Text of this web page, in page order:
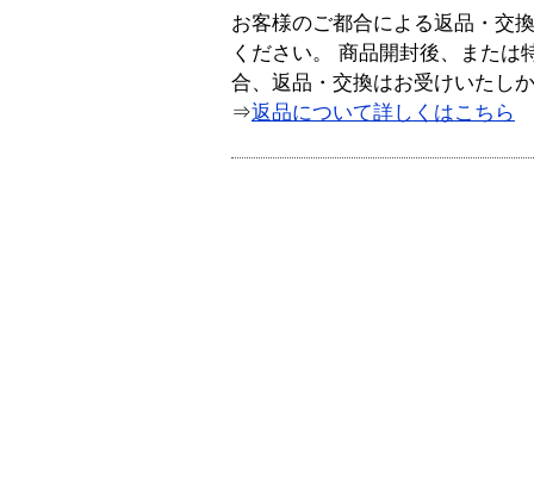
お客様のご都合による返品・交
ください。 商品開封後、または
合、返品・交換はお受けいたし
⇒返品について詳しくはこちら